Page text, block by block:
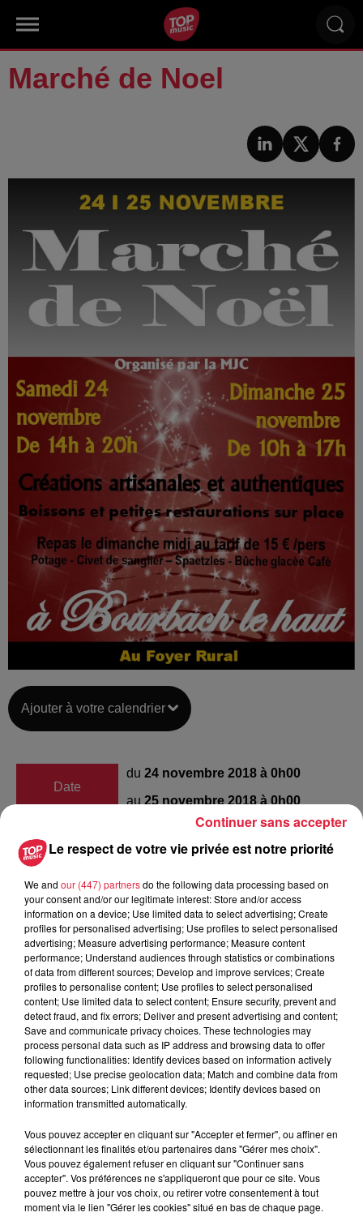
Marché de Noel
Ajouter à votre calendrier
Date
du 24 novembre 2018 à 0h00
au 25 novembre 2018 à 0h00
Organisateur
lerch laura
0686539756
lerch.laura@gmail.com
Tarif Gratuit
La MJC de Bourbach-le-Haut organise son traditionnel
Marché de Noël ! Le SAMEDI 24 NOVEMBRE de 14h à 20h
et le DIMANCHE 25 NOVEMBRE de 10h à 17h au Foyer
Rural de Bourbach-le-haut Les exposants (une trentaine)
vous présenteront leurs créations artisanales et
Le respect de votre vie privée est notre priorité
We and our (447) partnersdo the following data processing based on
your consent and/or our legitimate interest: Store and/or access
information on a device; Use limited data to select advertising; Create
profiles for personalised advertising; Use profiles to select personalised
advertising; Measure advertising performance; Measure content
performance; Understand audiences through statistics or combinations
of data from different sources; Develop and improve services; Create
profiles to personalise content; Use profiles to select personalised
content; Use limited data to select content; Ensure security, prevent and
detect fraud, and fix errors; Deliver and present advertising and content;
Save and communicate privacy choices. These technologies may
process personal data such as IP address and browsing data to offer
following functionalities: Identify devices based on information actively
requested; Use precise geolocation data; Match and combine data from
other data sources; Link different devices; Identify devices based on
information transmitted automatically.
Vous pouvez accepter en cliquant sur "Accepter et fermer", ou affiner en
sélectionnant les finalités et/ou partenaires dans "Gérer mes choix".
Vous pouvez également refuser en cliquant sur "Continuer sans
accepter". Vos préférences ne s'appliqueront que pour ce site. Vous
pouvez mettre à jour vos choix, ou retirer votre consentement à tout
moment via le lien "Gérer les cookies" situé en bas de chaque page.
Continuer sans accepter